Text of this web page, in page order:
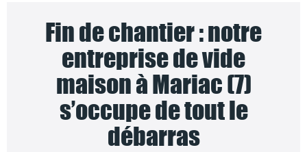
Fin de chantier : notre
entreprise de vide
maison à Mariac (7)
s’occupe de tout le
débarras